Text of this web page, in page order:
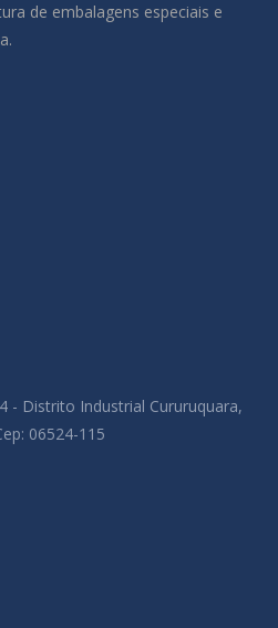
de embalagens especiais e
- Distrito Industrial Cururuquara,
06524-115